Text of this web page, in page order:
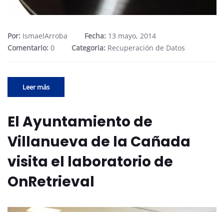
Por: IsmaelArroba Fecha: 13 mayo, 2014
Comentario: 0 Categoria: Recuperación de Datos
Leer más
El Ayuntamiento de
Villanueva de la Cañada
visita el laboratorio de
OnRetrieval